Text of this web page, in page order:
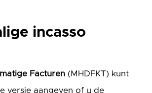
incasso
Facturen(MHDFKT) kunt
versie aangeven of u de